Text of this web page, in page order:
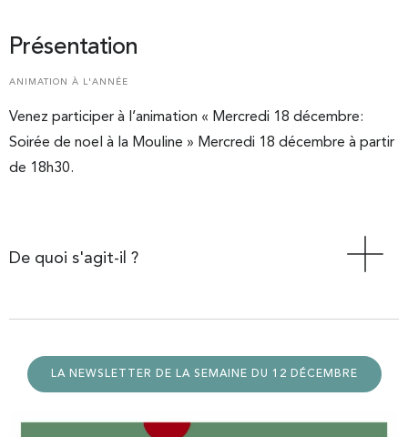
Présentation
ANIMATION À L'ANNÉE
Venez participer à l’animation « Mercredi 18 décembre:
Soirée de noel à la Mouline » Mercredi 18 décembre à partir
de 18h30.
De quoi s'agit-il ?
LA NEWSLETTER DE LA SEMAINE DU 12 DÉCEMBRE